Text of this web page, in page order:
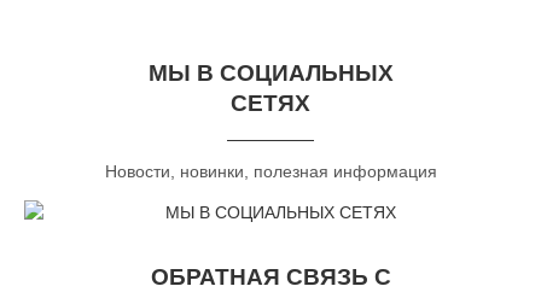
МЫ В СОЦИАЛЬНЫХ
СЕТЯХ
Новости, новинки, полезная информация
ОБРАТНАЯ СВЯЗЬ С